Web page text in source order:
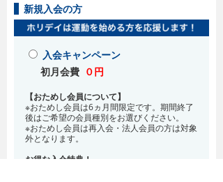
新規入会の方
入会キャンペーン
初月会費 ０円
【おためし会員について】
※おためし会員は6ヵ月間限定です。期間終了
後はご希望の会員種別をお選びください。
※おためし会員は再入会・法人会員の方は対象
外となります。
お得な入会特典！